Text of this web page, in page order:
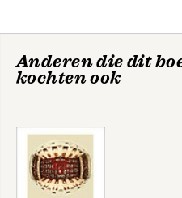
Wantrouwen in de
Anderen die dit
kochten ook